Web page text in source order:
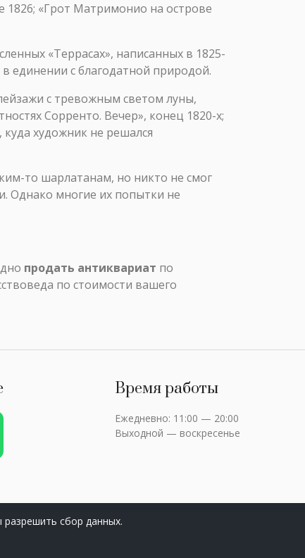
1826; «Грот Матримонио на острове
«Террасах», написанных в 1825-
единении с благодатной природой.
с тревожным светом луны,
Сорренто. Вечер», конец 1820-х;
художник не решался
то шарлатанам, но никто не смог
Однако многие их попытки не
продать антиквариат по
по стоимости вашего
Время работы
Ежедневно: 11:00 — 20:00
Выходной — воскресенье
сбор данных.